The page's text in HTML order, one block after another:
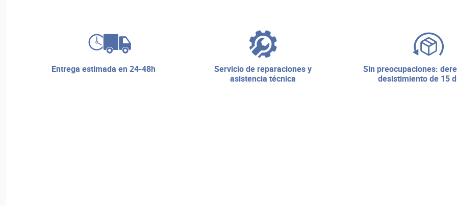
entrega estimada en 24-48h
servicio de reparaciones y
asistencia técnica
sin preocupaciones: derecho de
desistimiento de 15